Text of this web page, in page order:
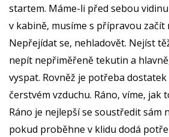
startem. Máme-li před sebou
v kabině, musíme s přípravou začít
Nepřejídat se, nehladovět. Nejíst
nepít nepřiměřeně tekutin a
vyspat. Rovněž je potřeba
čerstvém vzduchu. Ráno, víme, jak
Ráno je nejlepší se soustředit sám
pokud proběhne v klidu dodá